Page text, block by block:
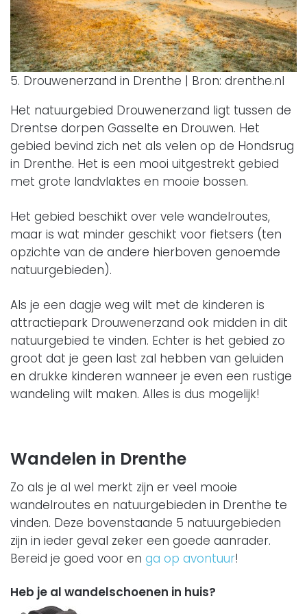
5. Drouwenerzand in Drenthe | Bron: drenthe.nl
Het natuurgebied Drouwenerzand ligt tussen de
Drentse dorpen Gasselte en Drouwen. Het
gebied bevind zich net als velen op de Hondsrug
in Drenthe. Het is een mooi uitgestrekt gebied
met grote landvlaktes en mooie bossen.
Het gebied beschikt over vele wandelroutes,
maar is wat minder geschikt voor fietsers (ten
opzichte van de andere hierboven genoemde
natuurgebieden).
Als je een dagje weg wilt met de kinderen is
attractiepark Drouwenerzand ook midden in dit
natuurgebied te vinden. Echter is het gebied zo
groot dat je geen last zal hebben van geluiden
en drukke kinderen wanneer je even een rustige
wandeling wilt maken. Alles is dus mogelijk!
Wandelen in Drenthe
Zo als je al wel merkt zijn er veel mooie
wandelroutes en natuurgebieden in Drenthe te
vinden. Deze bovenstaande 5 natuurgebieden
zijn in ieder geval zeker een goede aanrader.
Bereid je goed voor en ga op avontuur!
Heb je al wandelschoenen in huis?